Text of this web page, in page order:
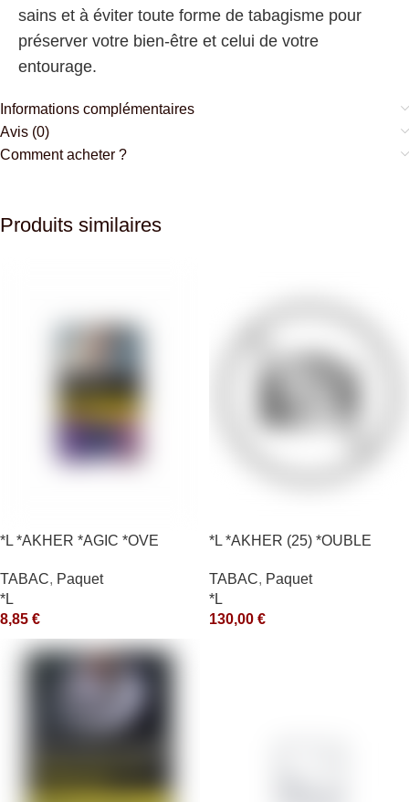
sains et à éviter toute forme de tabagisme pour
préserver votre bien-être et celui de votre
entourage.
Informations complémentaires
Avis (0)
Comment acheter ?
Produits similaires
*L *AKHER *AGIC *OVE
TABAC, Paquet
*L
8,85 €
*L *AKHER (25) *OUBLE
TABAC, Paquet
*L
130,00 €